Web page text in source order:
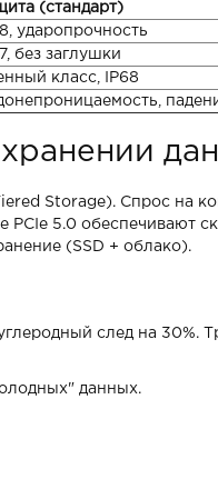
(стандарт)
ударопрочность
без заглушки
класс, IP68
Storage). Спрос на
5.0 обеспечивают
(SSD + облако).
след на 30%.
данных.